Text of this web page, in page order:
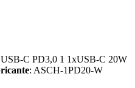
C PD3,0 1 1xUSB-C 20W
: ASCH-1PD20-W